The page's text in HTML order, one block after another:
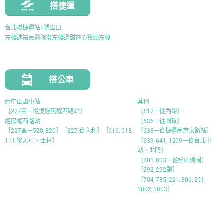
搭捷運
台北橋捷運站1號出口
左轉遇祐民醫院後左轉遇甜在心饅頭左轉
搭公車
經中山國小站
［227區－從捷運民權西路站］
經民權西路站
227區－520, 820］［227-從永和］［616, 618,
111-從天母、士林
其他
［617－從內湖
［636－從圓環
［638－從捷運南京東路站
［639, 641, 1209－從台北車
站、北門
［801, 803－從松山機場
［292, 292副
［704, 785, 221, 306, 261,
1802, 1803